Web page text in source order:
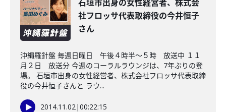
石垣市出身の女性経営者、株式会
社フロッサ代表取締役の今井恒子
さん
沖縄羅針盤 毎週日曜日 午後４時半～５時 放送中 １１
月２日 放送分 今週のコーラルラウンジは、7年ぶりの登
場。 石垣市出身の女性経営者、株式会社フロッサ代表取締
役の今井恒子さんと ラウ...
2014.11.02|00:22:15